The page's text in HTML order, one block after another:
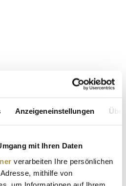
Anzeigeneinstellungen
mit Ihren Daten
verarbeiten Ihre persönlichen
mithilfe von